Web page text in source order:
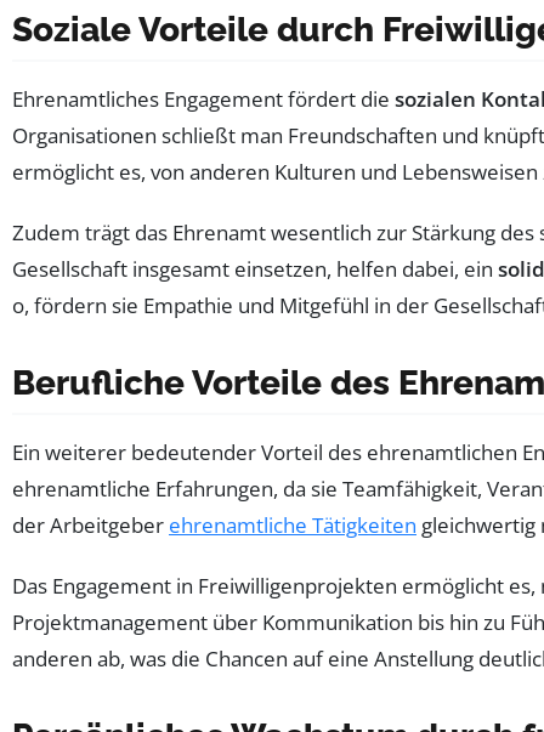
Soziale Vorteile durch
Ehrenamtliches Engagement fördert die sozialen
Organisationen schließt man Freundschaften und
ermöglicht es, von anderen Kulturen und
Zudem trägt das Ehrenamt wesentlich zur Stärkung
Gesellschaft insgesamt einsetzen, helfen dabei, ein
o, fördern sie Empathie und Mitgefühl in der
Berufliche Vorteile des
Ein weiterer bedeutender Vorteil des ehrenamtlichen
ehrenamtliche Erfahrungen, da sie Teamfähigkeit,
der Arbeitgeber ehrenamtliche Tätigkeiten
Das Engagement in Freiwilligenprojekten ermöglicht
Projektmanagement über Kommunikation bis hin zu
anderen ab, was die Chancen auf eine Anstellung